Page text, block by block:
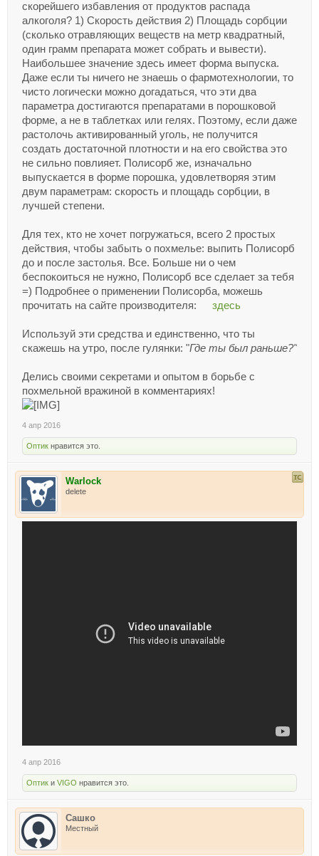
скорейшего избавления от продуктов распада
алкоголя? 1) Скорость действия 2) Площадь сорбции
(сколько отравляющих веществ на метр квадратный,
один грамм препарата может собрать и вывести).
Наибольшее значение здесь имеет форма выпуска.
Даже если ты ничего не знаешь о фармотехнологии, то
чисто логически можно догадаться, что эти два
параметра достигаются препаратами в порошковой
форме, а не в таблетках или гелях. Поэтому, если даже
растолочь активированный уголь, не получится
создать достаточной плотности и на его свойства это
не сильно повлияет. Полисорб же, изначально
выпускается в форме порошка, удовлетворяя этим
двум параметрам: скорость и площадь сорбции, в
лучшей степени.
Для тех, кто не хочет погружаться, всего 2 простых
действия, чтобы забыть о похмелье: выпить Полисорб
до и после застолья. Все. Больше ни о чем
беспокоиться не нужно, Полисорб все сделает за тебя
=) Подробнее о применении Полисорба, можешь
прочитать на сайте производителя:
здесь
Используй эти средства и единственно, что ты
скажешь на утро, после гулянки: "Где ты был раньше?"
Делись своими секретами и опытом в борьбе с
похмельной вражиной в комментариях!
4 апр 2016
Оптик нравится это.
Warlock
delete
4 апр 2016
Оптик и VIGO нравится это.
Сашко
Местный